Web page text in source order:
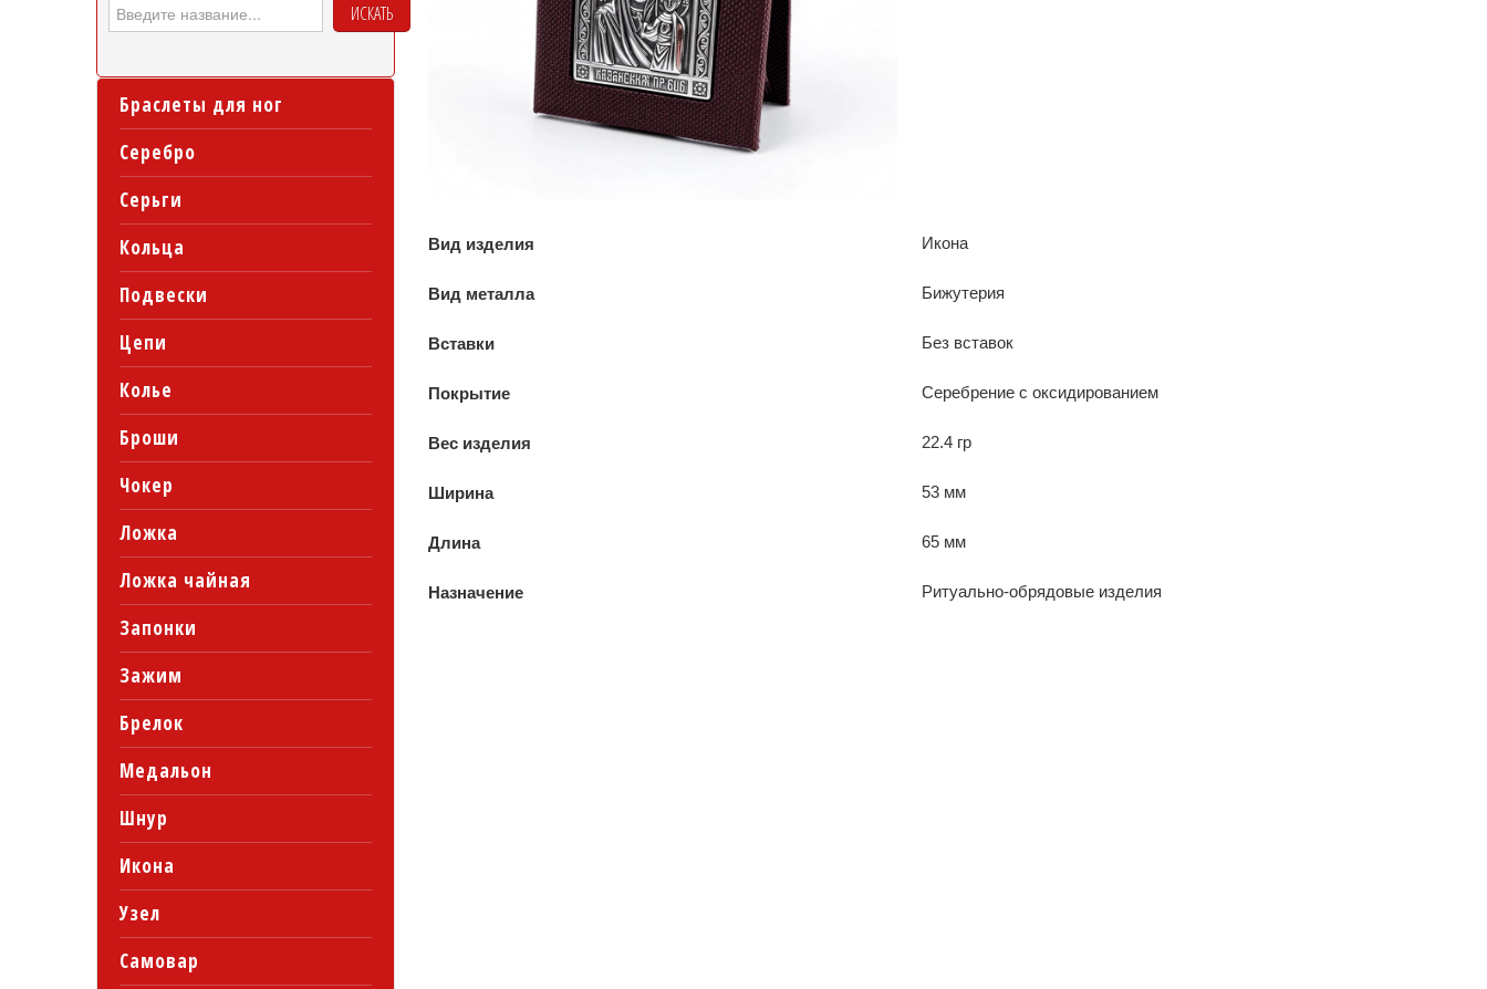
ИСКАТЬ
Браслеты для ног
Серебро
Серьги
Кольца
Подвески
Цепи
Колье
Броши
Чокер
Ложка
Ложка чайная
Запонки
Зажим
Брелок
Медальон
Шнур
Икона
Узел
Самовар
Вид изделия Икона
Вид металла Бижутерия
Вставки Без вставок
Покрытие Серебрение с оксидированием
Вес изделия 22.4 гр
Ширина 53 мм
Длина 65 мм
Назначение Ритуально-обрядовые изделия